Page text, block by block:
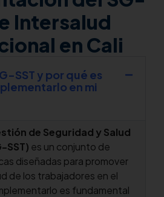
Intersalud
en Cali
SST y por qué es
en mi
de Seguridad y Salud
SST) es un conjunto de
diseñadas para promover
de los trabajadores en el
es fundamental